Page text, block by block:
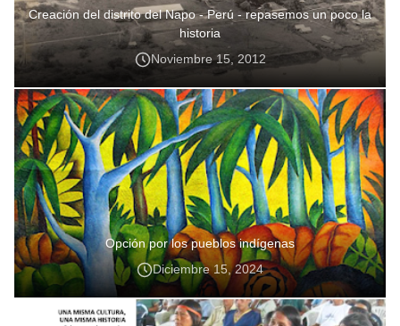
Creación del distrito del Napo - Perú - repasemos un poco la
historia
Noviembre 15, 2012
Opción por los pueblos indígenas
Diciembre 15, 2024